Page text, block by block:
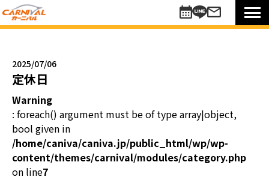
未使用車
中古車
買い方のご提案
コミットワンシステム
アレンジ7
未使用車
リターンカー
2025/07/06
定休日
Warning
: foreach() argument must be of type array|object,
bool given in
/home/caniva/caniva.jp/public_html/wp/wp-
content/themes/carnival/modules/category.php
on line7